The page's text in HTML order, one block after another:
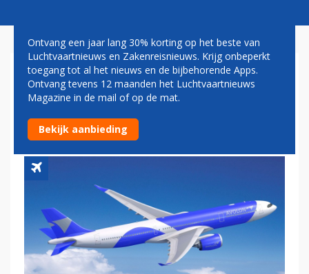
LEASEBEDRIJF AVOLON WIL
NOG EENS TWINTIG AIRBUS
A330NEO'S
Ontvang een jaar lang 30% korting op het beste van
Luchtvaartnieuws en Zakenreisnieuws. Krijg onbeperkt
toegang tot al het nieuws en de bijbehorende Apps.
Ontvang tevens 12 maanden het Luchtvaartnieuws
Magazine in de mail of op de mat.
Bekijk aanbieding